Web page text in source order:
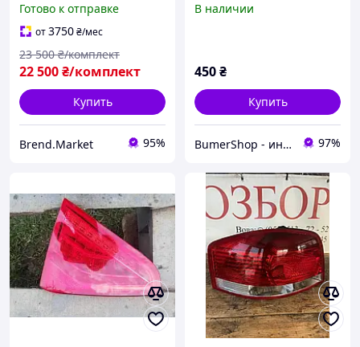
Готово к отправке
от3750₴/мес
22 500₴/комплект
23 500 ₴/комплект
Купить
Brend.Market 95%
В наличии
450₴
Купить
BumerShop - интернет магазин автоаксессуаров для автомобилей bmw , mercedes, audi 97%